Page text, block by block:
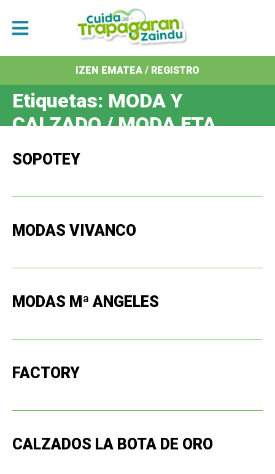
Etiquetas: MODA Y
CALZADO / MODA ETA
OINETAKOAK
SOPOTEY
MODAS VIVANCO
MODAS Mª ANGELES
FACTORY
CALZADOS LA BOTA DE ORO
IZEN EMATEA / REGISTRO